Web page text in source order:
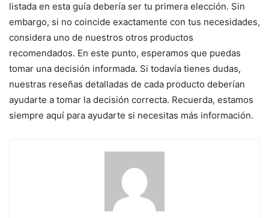
listada en esta guía debería ser tu primera elección. Sin
embargo, si no coincide exactamente con tus necesidades,
considera uno de nuestros otros productos
recomendados. En este punto, esperamos que puedas
tomar una decisión informada. Si todavía tienes dudas,
nuestras reseñas detalladas de cada producto deberían
ayudarte a tomar la decisión correcta. Recuerda, estamos
siempre aquí para ayudarte si necesitas más información.